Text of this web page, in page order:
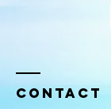
Contact